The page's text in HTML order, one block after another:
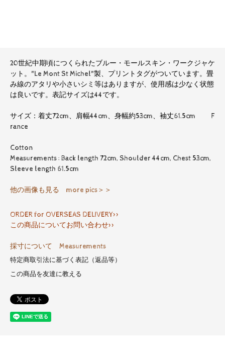
20世紀中期頃につくられたブルー・モールスキン・ワークジャケ
ット。"Le Mont St Michel"製、プリントタグがついています。畳
み線のアタリや小さいシミ等はありますが、使用感は少なく状態
は良いです。表記サイズは44です。
サイズ：着丈72cm、肩幅44cm、身幅約53cm、袖丈61.5cm F
rance
Cotton
Measurements : Back length 72cm, Shoulder 44cm, Chest 53cm,
Sleeve length 61.5cm
他の画像も見る more pics＞＞
ORDER for OVERSEAS DELIVERY>>
この商品についてお問い合わせ>>
採寸について Measurements
特定商取引法に基づく表記（返品等）
この商品を友達に教える